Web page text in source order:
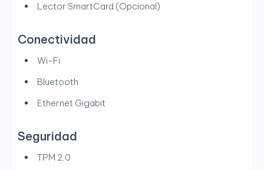
Lector SmartCard (Opcional)
Conectividad
Wi-Fi
Bluetooth
Ethernet Gigabit
Seguridad
TPM 2.0